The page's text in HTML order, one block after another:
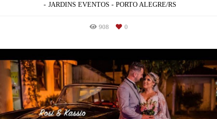
JARDINS EVENTOS - PORTO ALEGRE/RS
908 0